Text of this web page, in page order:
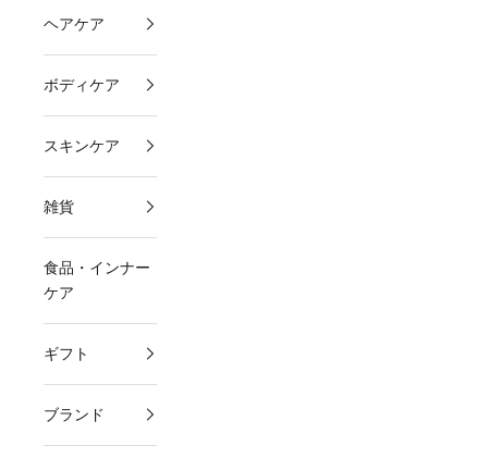
ヘアケア
ボディケア
スキンケア
雑貨
食品・インナー
ケア
ギフト
ブランド